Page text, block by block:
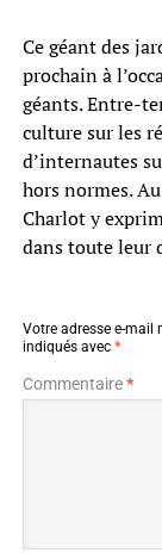
Ce géant des
prochain à
géants. Entre-
culture sur les
d’internautes
hors normes.
Charlot y
dans toute leur
Votre adresse e-mail
indiqués avec *
Commentaire*